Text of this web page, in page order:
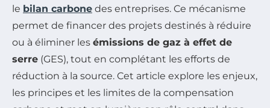
le bilan carbone des entreprises. Ce mécanisme
permet de financer des projets destinés à réduire
ou à éliminer les émissions de gaz à effet de
serre (GES), tout en complétant les efforts de
réduction à la source. Cet article explore les enjeux,
les principes et les limites de la compensation